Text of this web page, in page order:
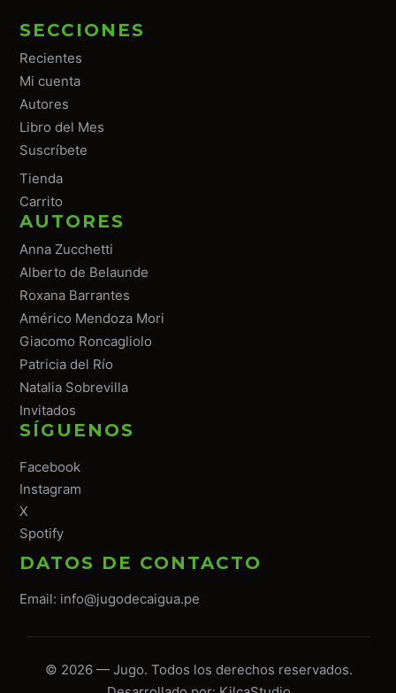
SECCIONES
Recientes
Mi cuenta
Autores
Libro del Mes
Suscríbete
Tienda
Carrito
AUTORES
Anna Zucchetti
Alberto de Belaunde
Roxana Barrantes
Américo Mendoza Mori
Giacomo Roncagliolo
Patricia del Río
Natalia Sobrevilla
Invitados
SÍGUENOS
Facebook
Instagram
X
Spotify
DATOS DE CONTACTO
Email: info@jugodecaigua.pe
© 2026 — Jugo. Todos los derechos reservados.